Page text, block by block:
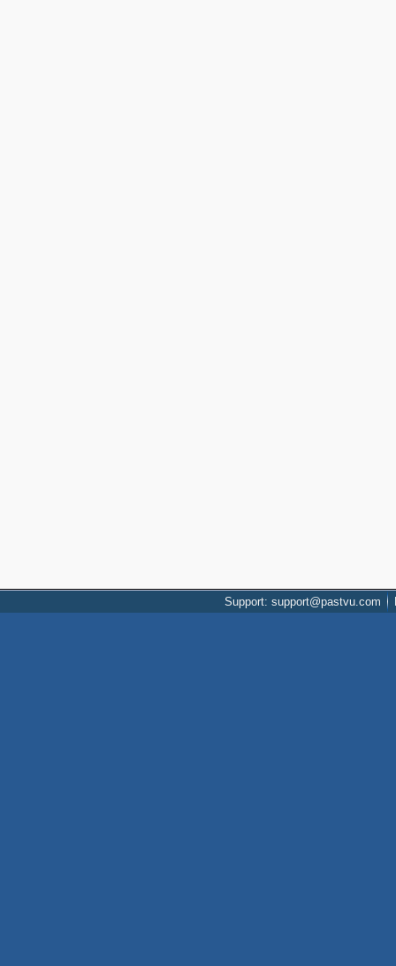
Support: support@pastvu.com